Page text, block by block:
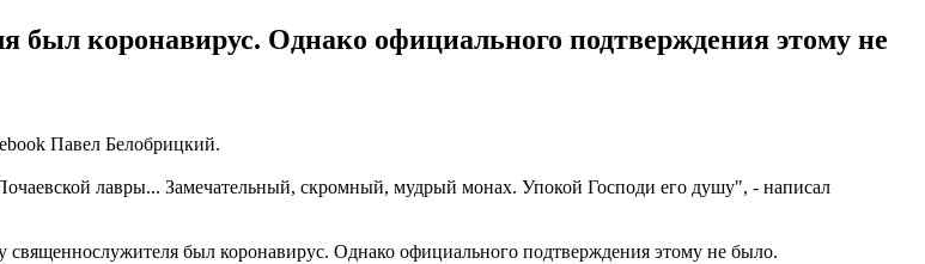
был коронавирус. Однако официального подтверждения этому не
Павел Белобрицкий.
лавры... Замечательный, скромный, мудрый монах. Упокой Господи его душу", - написал
священнослужителя был коронавирус. Однако официального подтверждения этому не было.